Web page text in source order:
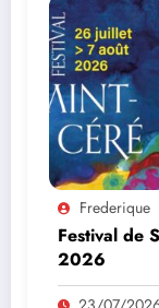
Frederique
Festival de
2026